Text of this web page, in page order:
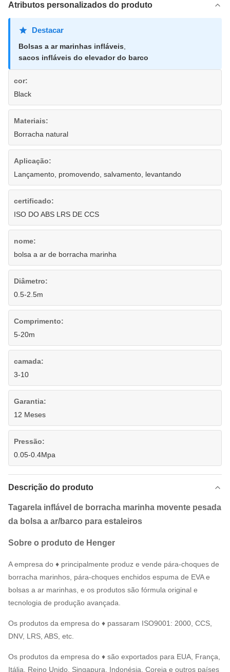
Atributos personalizados do produto
Destacar
Bolsas a ar marinhas infláveis
sacos infláveis do elevador do barco
cor:
Black
Materiais:
Borracha natural
Aplicação:
Lançamento, promovendo, salvamento, levantando
certificado:
ISO DO ABS LRS DE CCS
nome:
bolsa a ar de borracha marinha
Diâmetro:
0.5-2.5m
Comprimento:
5-20m
camada:
3-10
Garantia:
12 Meses
Pressão:
0.05-0.4Mpa
Descrição do produto
Tagarela inflável de borracha marinha movente pesada
da bolsa a ar/barco para estaleiros
Sobre o produto de Henger
A empresa do ♦ principalmente produz e vende pára-choques de
borracha marinhos, pára-choques enchidos espuma de EVA e
bolsas a ar marinhas, e os produtos são fórmula original e
tecnologia de produção avançada.
Os produtos da empresa do ♦ passaram ISO9001: 2000, CCS,
DNV, LRS, ABS, etc.
Os produtos da empresa do ♦ são exportados para EUA, França,
Itália, Reino Unido, Singapura, Indonésia, Coreia e outros países